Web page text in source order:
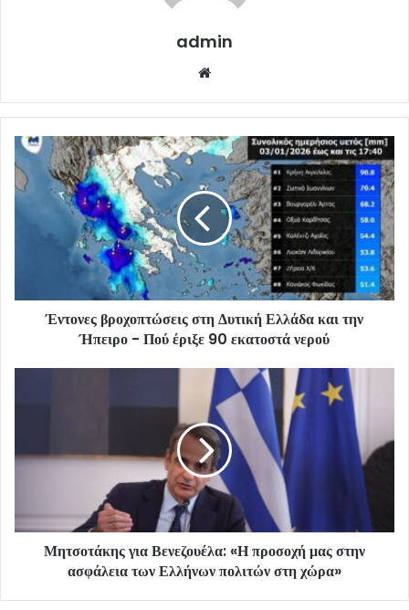
admin
Έντονες βροχοπτώσεις στη Δυτική Ελλάδα και την
Ήπειρο - Πού έριξε 90 εκατοστά νερού
Μητσοτάκης για Βενεζουέλα: «Η προσοχή μας στην
ασφάλεια των Ελλήνων πολιτών στη χώρα»